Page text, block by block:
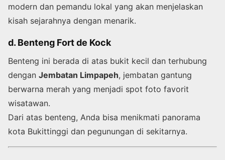
modern dan pemandu lokal yang akan menjelaskan
kisah sejarahnya dengan menarik.
d. Benteng Fort de Kock
Benteng ini berada di atas bukit kecil dan terhubung
dengan Jembatan Limpapeh, jembatan gantung
berwarna merah yang menjadi spot foto favorit
wisatawan.
Dari atas benteng, Anda bisa menikmati panorama
kota Bukittinggi dan pegunungan di sekitarnya.